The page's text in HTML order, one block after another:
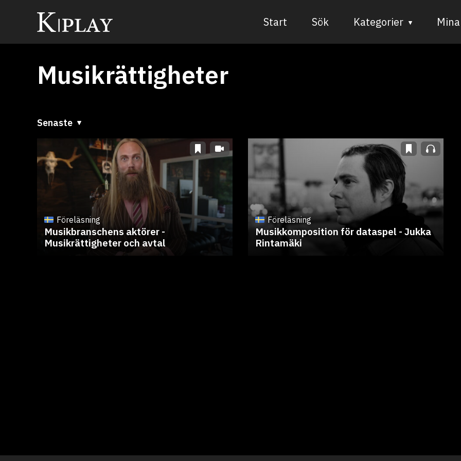
Start Sök Kategorier
Teater
Musikrättigheter
Senaste
Senaste
A till Ö
Ö till A
Föreläsning
Musikbranschens aktörer -
Musikrättigheter och avtal
Föreläsning
Musikkomposition för dataspel - Jukka
Rintamäki